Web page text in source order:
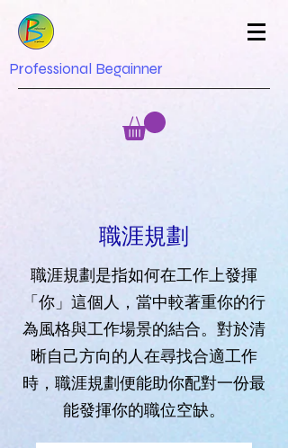
Professional Begainner
職涯規劃
職涯規劃是指如何在工作上發揮
「你」這個人，當中較著重你的行
為風格與工作場景的結合。對於清
晰自己方向的人在尋找合適工作
時，職涯規劃便能助你配對一份最
能發揮你的職位空缺。